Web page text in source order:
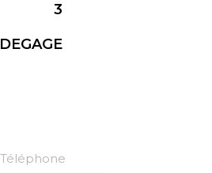
3
DEGAGE